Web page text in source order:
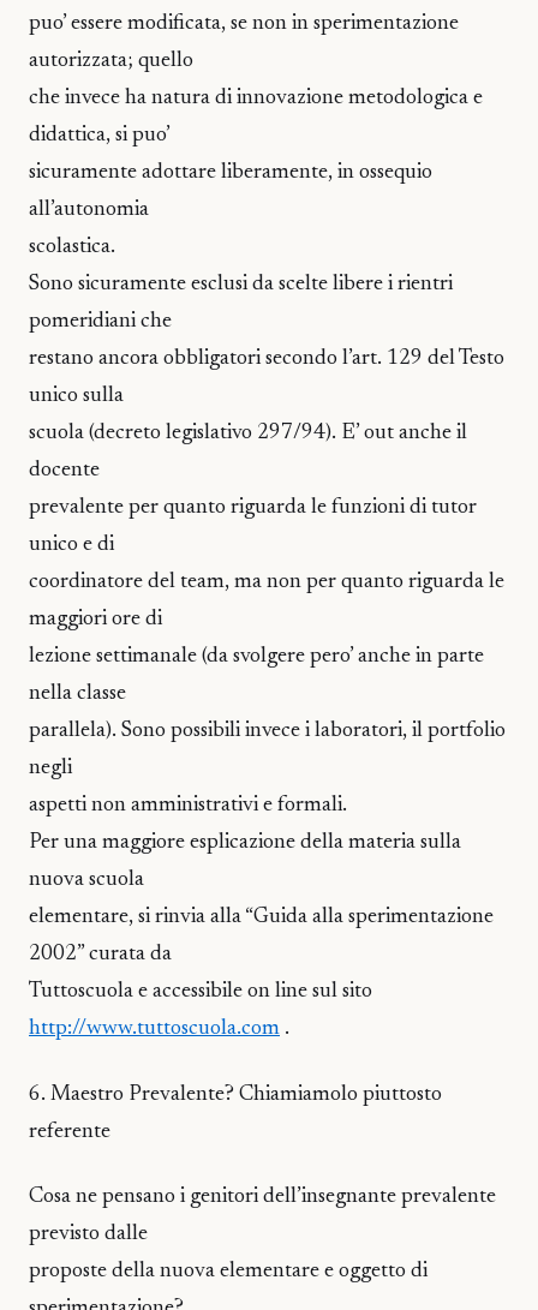
puo’ essere modificata, se non in sperimentazione
autorizzata; quello
che invece ha natura di innovazione metodologica e
didattica, si puo’
sicuramente adottare liberamente, in ossequio
all’autonomia
scolastica.
Sono sicuramente esclusi da scelte libere i rientri
pomeridiani che
restano ancora obbligatori secondo l’art. 129 del Testo
unico sulla
scuola (decreto legislativo 297/94). E’ out anche il
docente
prevalente per quanto riguarda le funzioni di tutor
unico e di
coordinatore del team, ma non per quanto riguarda le
maggiori ore di
lezione settimanale (da svolgere pero’ anche in parte
nella classe
parallela). Sono possibili invece i laboratori, il portfolio
negli
aspetti non amministrativi e formali.
Per una maggiore esplicazione della materia sulla
nuova scuola
elementare, si rinvia alla “Guida alla sperimentazione
2002” curata da
Tuttoscuola e accessibile on line sul sito
http://www.tuttoscuola.com .
6. Maestro Prevalente? Chiamiamolo piuttosto
referente
Cosa ne pensano i genitori dell’insegnante prevalente
previsto dalle
proposte della nuova elementare e oggetto di